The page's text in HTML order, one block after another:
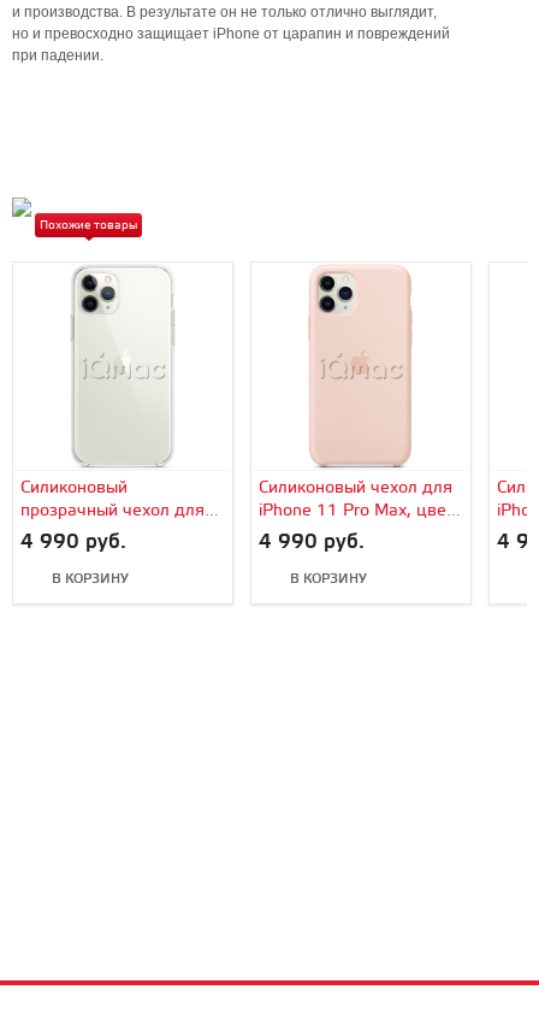
и производства. В результате он не только отлично выглядит,
но и превосходно защищает iPhone от царапин и повреждений
при падении.
Похожие товары
Силиконовый
прозрачный чехол для
iPhone 11 Pro Max,
оригинальный Apple
4 990 руб.
В КОРЗИНУ
Силиконовый чехол для
iPhone 11 Pro Max, цвет
«розовый песок»,
оригинальный Apple
4 990 руб.
В КОРЗИНУ
4